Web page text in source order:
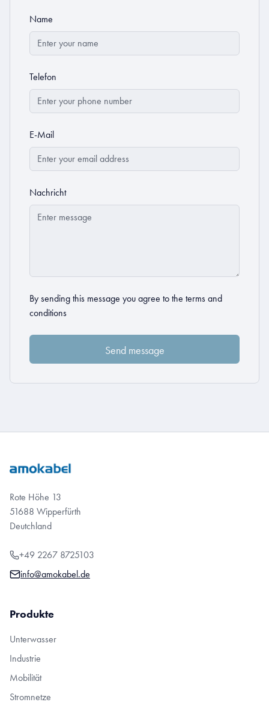
Name
Telefon
E-Mail
Nachricht
By sending this message you agree to the terms and
conditions
Rote Höhe 13
51688 Wipperfürth
Deutchland
+49 2267 8725103
info@amokabel.de
Produkte
Unterwasser
Industrie
Mobilität
Stromnetze